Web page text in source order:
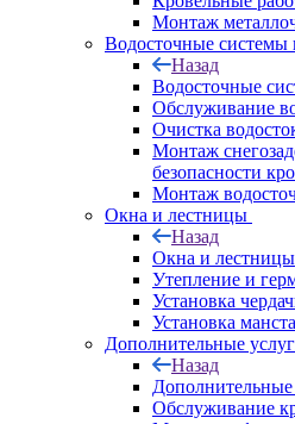
Монтаж
Водосточные системы
Назад
Водосточные
Обслуживание
Очистка
Монтаж
безопасности
Монтаж
Окна и лестницы
Назад
Окна и лестницы
Утепление и
Установка
Установка
Дополнительные
Назад
Дополнительные
Обслуживание